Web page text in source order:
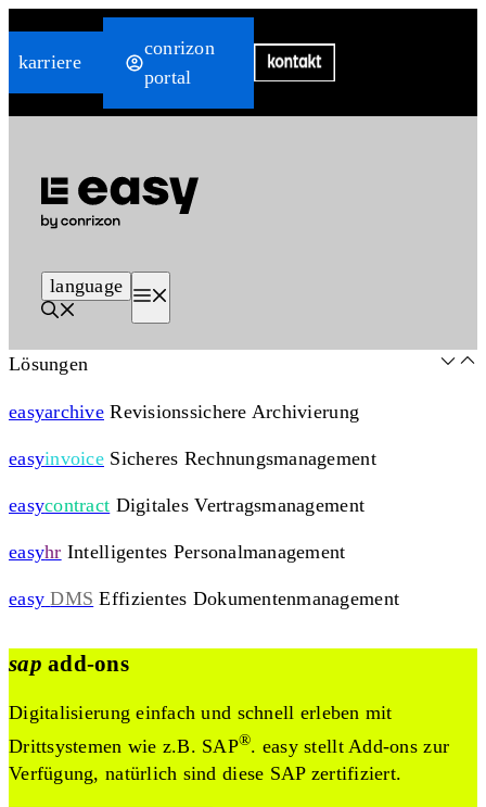
Inhalt
karriere
conrizon
portal
language
Lösungen
easyarchive Revisionssichere Archivierung
easyinvoice Sicheres Rechnungsmanagement
easycontract Digitales Vertragsmanagement
easyhr Intelligentes Personalmanagement
easy DMS Effizientes Dokumentenmanagement
sap add-ons
Digitalisierung einfach und schnell erleben mit
Drittsystemen wie z.B. SAP®. easy stellt Add-ons zur
Verfügung, natürlich sind diese SAP zertifiziert.